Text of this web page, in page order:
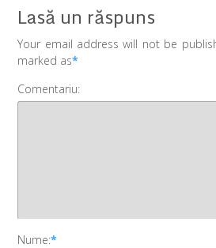
Lasă un răspuns
Your email address will not be
marked as*
Comentariu:
Nume:*